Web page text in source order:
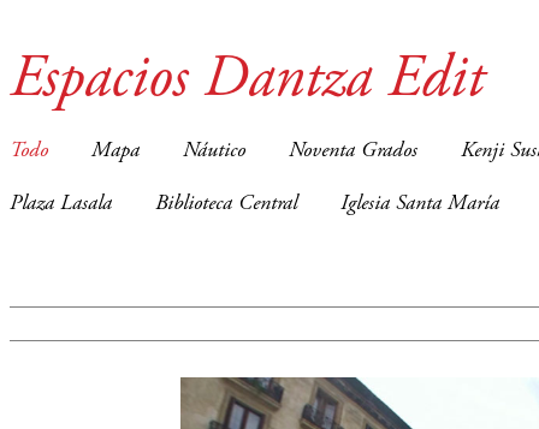
Espacios Dantza Edit
Todo Mapa Náutico Noventa Grados Kenji
Plaza Lasala Biblioteca Central Iglesia Santa María